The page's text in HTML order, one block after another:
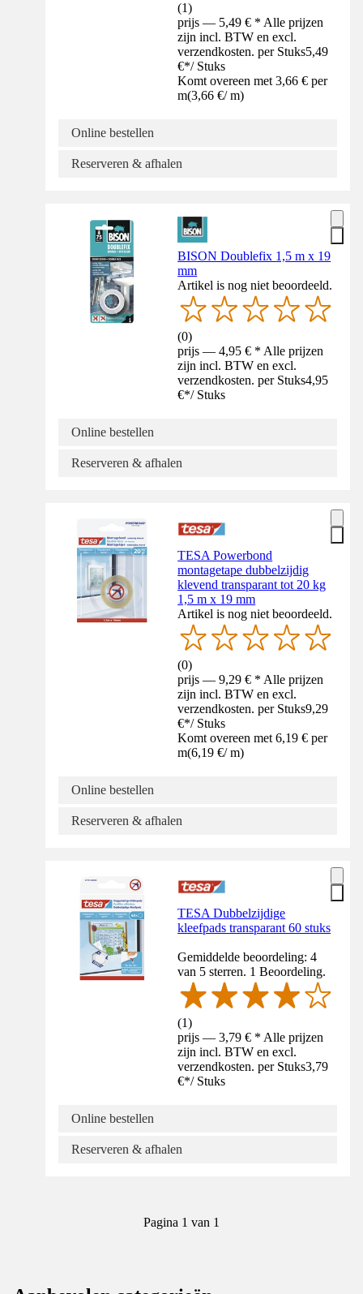
(1)
prijs — 5,49 € * Alle prijzen
zijn incl. BTW en excl.
verzendkosten. per Stuks5,49
€*/ Stuks
Komt overeen met 3,66 € per
m(3,66 €/ m)
Online bestellen
Reserveren & afhalen
BISON Doublefix 1,5 m x 19
mm
Artikel is nog niet beoordeeld.
(0)
prijs — 4,95 € * Alle prijzen
zijn incl. BTW en excl.
verzendkosten. per Stuks4,95
€*/ Stuks
Online bestellen
Reserveren & afhalen
TESA Powerbond
montagetape dubbelzijdig
klevend transparant tot 20 kg
1,5 m x 19 mm
Artikel is nog niet beoordeeld.
(0)
prijs — 9,29 € * Alle prijzen
zijn incl. BTW en excl.
verzendkosten. per Stuks9,29
€*/ Stuks
Komt overeen met 6,19 € per
m(6,19 €/ m)
Online bestellen
Reserveren & afhalen
TESA Dubbelzijdige
kleefpads transparant 60 stuks
Gemiddelde beoordeling: 4
van 5 sterren. 1 Beoordeling.
(1)
prijs — 3,79 € * Alle prijzen
zijn incl. BTW en excl.
verzendkosten. per Stuks3,79
€*/ Stuks
Online bestellen
Reserveren & afhalen
Pagina 1 van 1